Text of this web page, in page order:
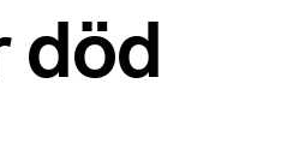
död